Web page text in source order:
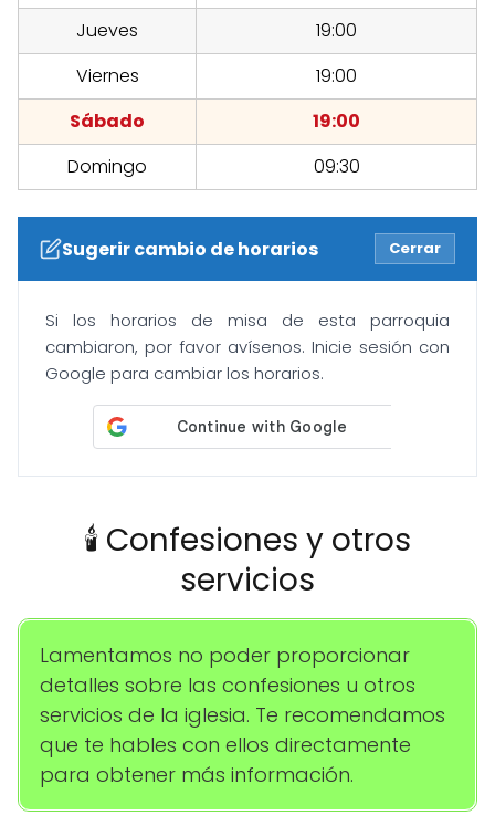
Jueves
19:00
Viernes
19:00
Sábado
19:00
Domingo
09:30
Sugerir cambio de horarios Cerrar
Si los horarios de misa de esta parroquia
cambiaron, por favor avísenos. Inicie sesión con
Google para cambiar los horarios.
🕯️ Confesiones y otros
servicios
Lamentamos no poder proporcionar
detalles sobre las confesiones u otros
servicios de la iglesia. Te recomendamos
que te hables con ellos directamente
para obtener más información.